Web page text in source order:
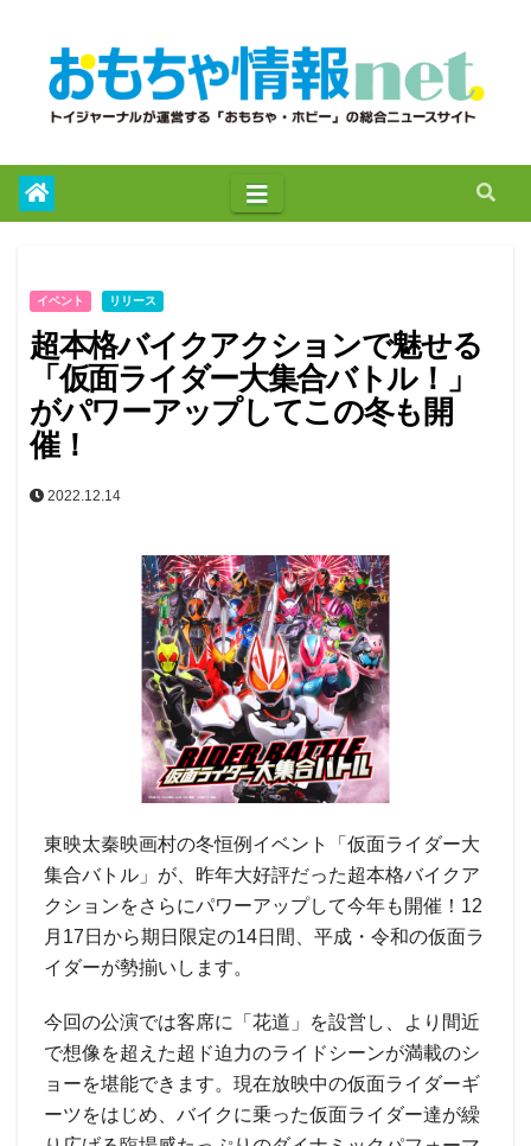
イベント リリース
超本格バイクアクションで魅せる
「仮面ライダー大集合バトル！」
がパワーアップしてこの冬も開
催！
2022.12.14
東映太秦映画村の冬恒例イベント「仮面ライダー大
集合バトル」が、昨年大好評だった超本格バイクア
クションをさらにパワーアップして今年も開催！12
月17日から期日限定の14日間、平成・令和の仮面ラ
イダーが勢揃いします。
今回の公演では客席に「花道」を設営し、より間近
で想像を超えた超ド迫力のライドシーンが満載のシ
ョーを堪能できます。現在放映中の仮面ライダーギ
ーツをはじめ、バイクに乗った仮面ライダー達が繰